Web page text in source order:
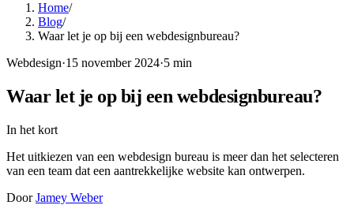
Home/
Blog/
Waar let je op bij een webdesignbureau?
Webdesign·15 november 2024·5 min
Waar let je op bij een webdesignbureau?
In het kort
Het uitkiezen van een webdesign bureau is meer dan het selecteren
van een team dat een aantrekkelijke website kan ontwerpen.
Door Jamey Weber